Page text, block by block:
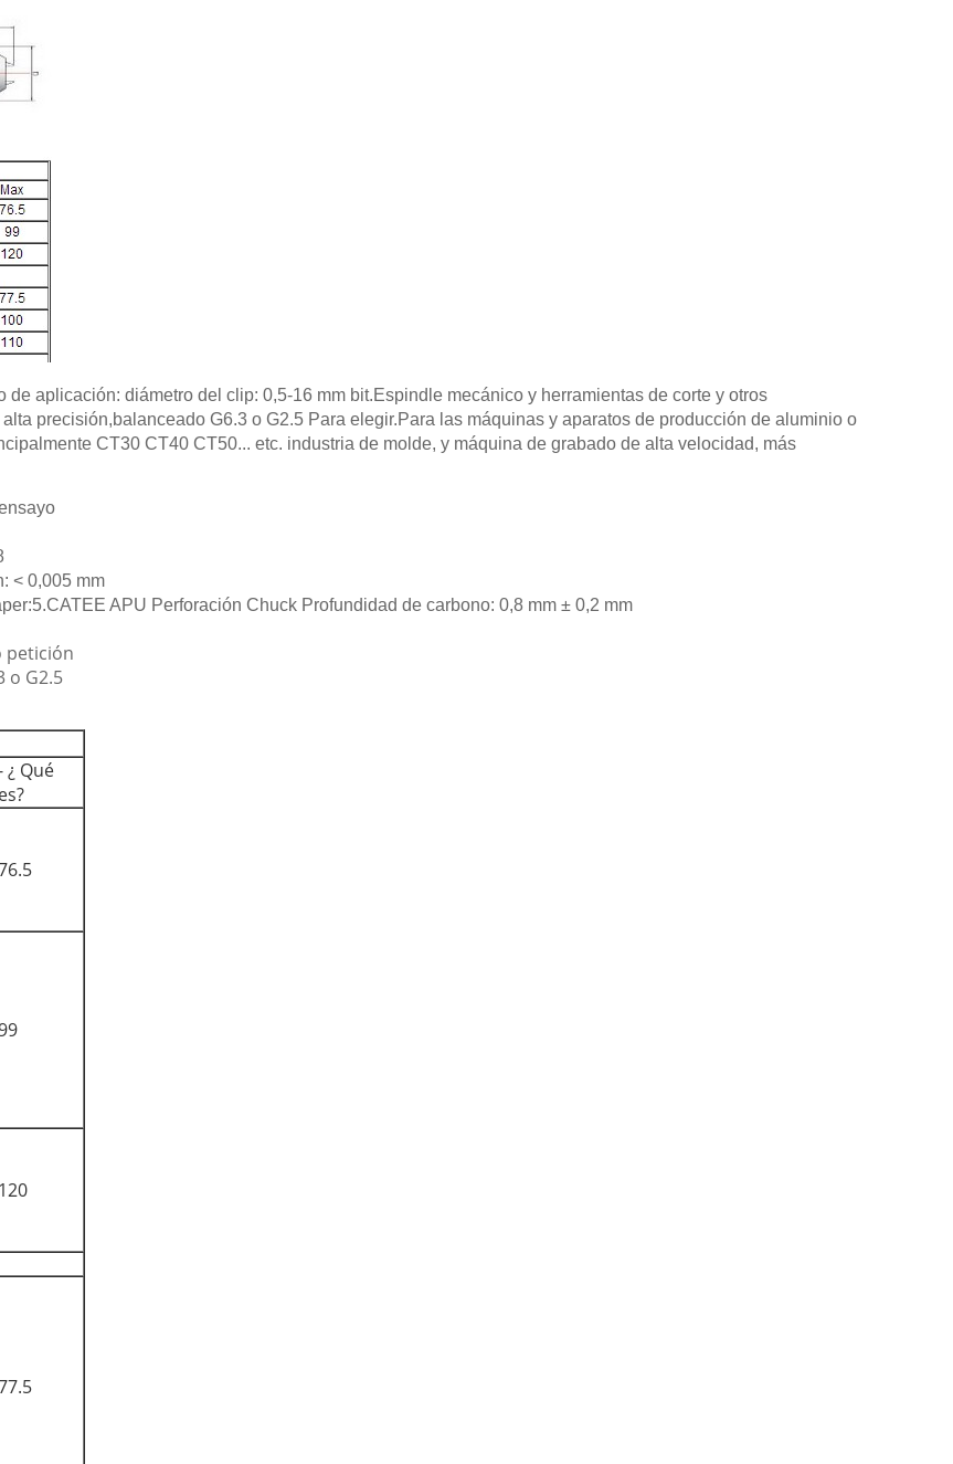
aplicación: diámetro del clip: 0,5-16 mm bit.Espindle mecánico y herramientas de corte y otros
precisión,balanceado G6.3 o G2.5 Para elegir.Para las máquinas y aparatos de producción de aluminio o
CT30 CT40 CT50... etc. industria de molde, y máquina de grabado de alta velocidad, más
< 0,005 mm
5.CATEE APU Perforación Chuck Profundidad de carbono: 0,8 mm ± 0,2 mm
petición
o G2.5
¿ Qué
es?
120